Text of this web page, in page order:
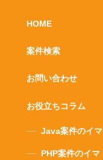
HOME
案件検索
お問い合わせ
お役立ちコラム
Java案件のイマ
PHP案件のイマ